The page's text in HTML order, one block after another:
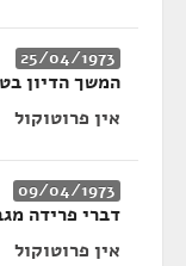
25/04/1973
המשך הדיון
אין פרוטוקול
09/04/1973
דברי פרידה
אין פרוטוקול